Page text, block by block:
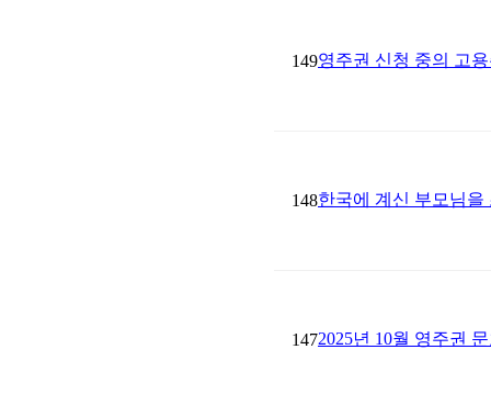
149영주권 신청 중의 고
148한국에 계신 부모님을
1472025년 10월 영주권